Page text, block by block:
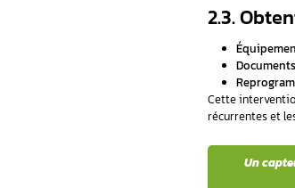
Comment démarrer ma voiture si la